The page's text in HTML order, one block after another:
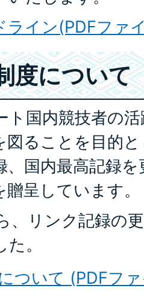
ライン(PDFファ
度について
ト国内競技者の
図ることを目的
、国内最高記録
呈しています。
、リンク記録の
。
ついて (PDFフ